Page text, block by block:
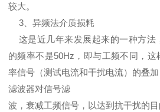
较大。
3、异频法介质损耗
这是近几年来发展起来的一种方法
的频率不是50Hz，即与工频不同，
率信号（测试电流和干扰电流）的叠
滤波器对信号滤
波，衰减工频信号，以达到抗干扰的